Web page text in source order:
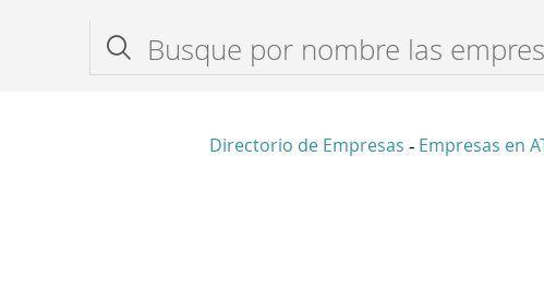
Directorio de Empresas - Empresas en